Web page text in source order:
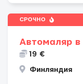
СРОЧНО
Автомаляр в
19 €
Финляндия